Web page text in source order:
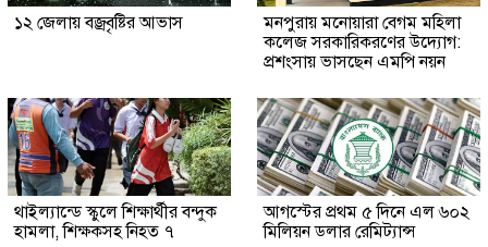
১২ জেলায় বজ্রবৃষ্টির আভাস
মনপুরায় মনোয়ারা বেগম মহিলা
কলেজ সরকারিকরণের উদ্যোগ:
প্রশংসায় ভাসছেন এমপি নয়ন
থাইল্যান্ডে স্কুলে শিক্ষার্থীর বন্দুক
হামলা, শিক্ষকসহ নিহত ৭
আগস্টের প্রথম ৫ দিনে এল ৬০২
মিলিয়ন ডলার রেমিট্যান্স